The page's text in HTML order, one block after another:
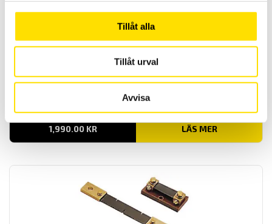
Tillåt alla
Tillåt urval
Avvisa
CA 6612 & CA 6611 Fasföljdsvisare samt motortest
CA6612 för att kontrollera fasföljd samt CA6611 för kontrioll av både
fasföljd- och motorkontroll.
1,990.00 KR LÄS MER